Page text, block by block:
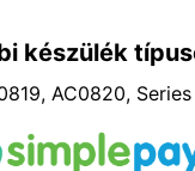
készülék
AC0820,